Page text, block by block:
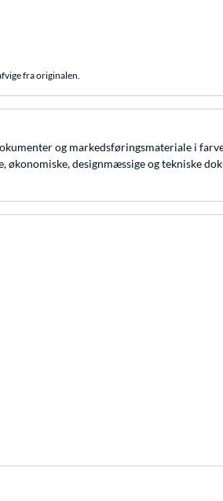
fra originalen.
og markedsføringsmateriale i
designmæssige og tekniske